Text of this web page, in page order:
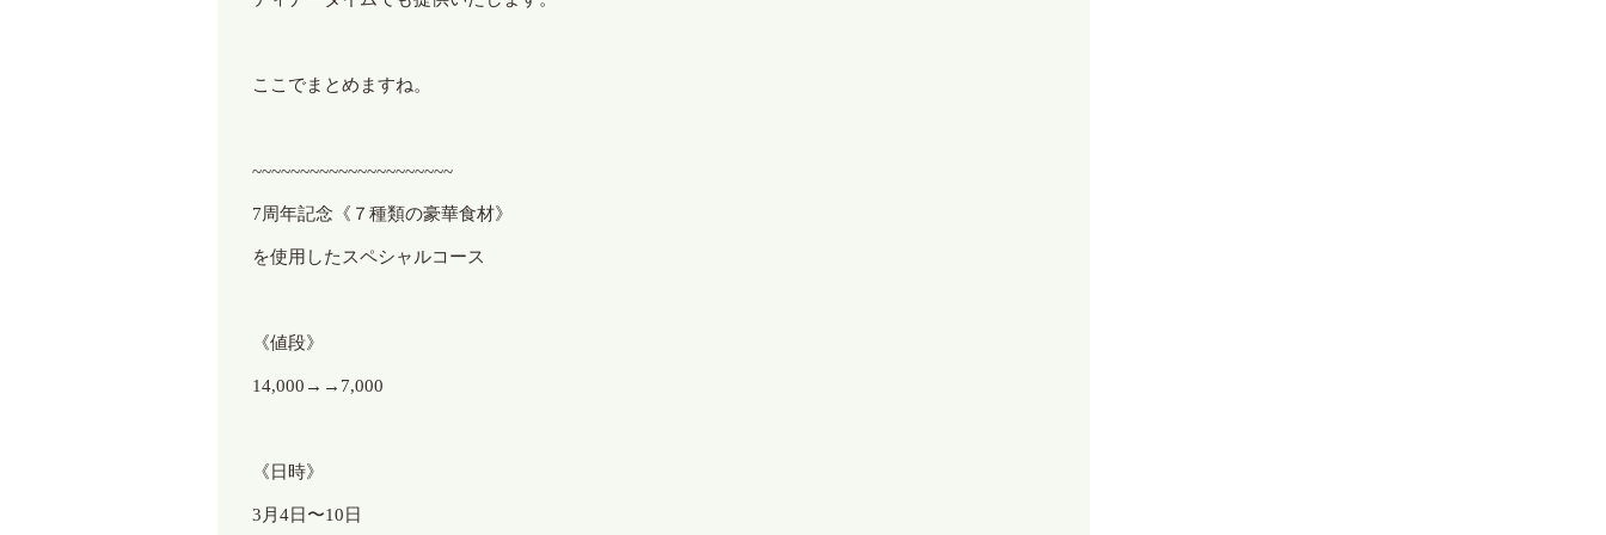
ここでまとめますね。
~~~~~~~~~~~~~~~~~~~~~
7周年記念《７種類の豪華食材》
を使用したスペシャルコース
《値段》
14,000→→7,000
《日時》
3 月4日〜10 日